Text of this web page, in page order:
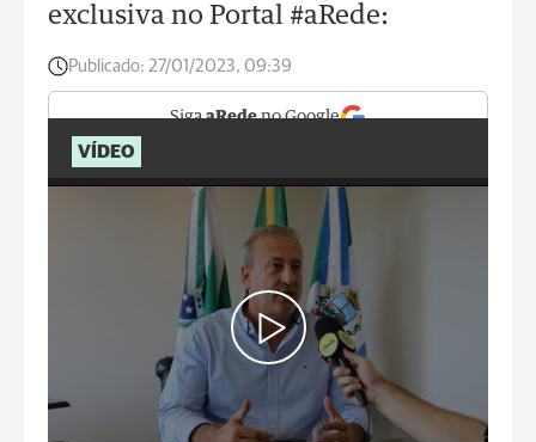
exclusiva no Portal #aRede:
Publicado: 27/01/2023, 09:39
SigaaRedeno Google
VÍDEO